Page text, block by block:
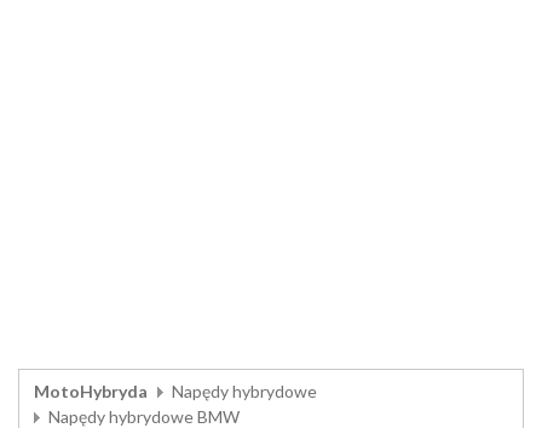
MotoHybryda
Napędy hybrydowe
Napędy hybrydowe BMW